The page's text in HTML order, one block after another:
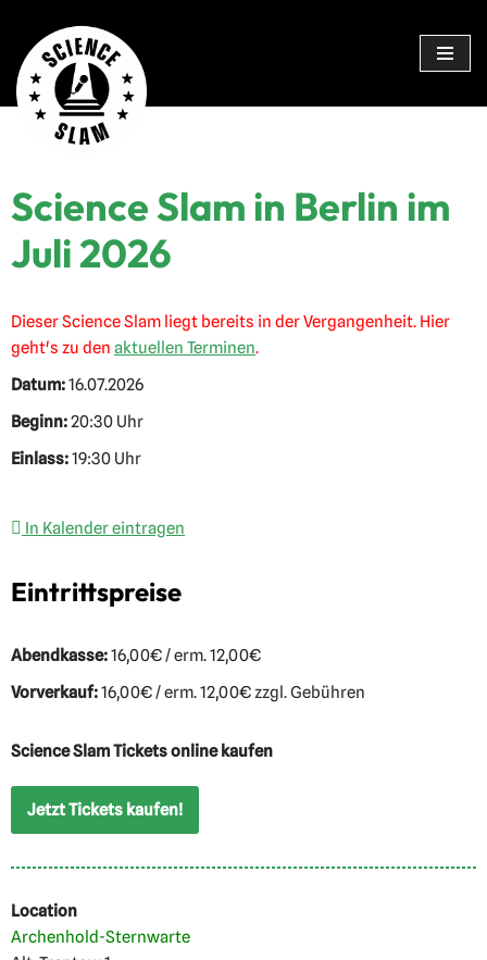
Zum
Inhalt
springen
Science Slam in Berlin im
Juli 2026
Dieser Science Slam liegt bereits in der Vergangenheit. Hier
geht's zu den aktuellen Terminen.
Datum:16.07.2026
Beginn:20:30 Uhr
Einlass:19:30 Uhr
In Kalender eintragen
Eintrittspreise
Abendkasse:16,00€ / erm. 12,00€
Vorverkauf:16,00€ / erm. 12,00€ zzgl. Gebühren
Science Slam Tickets online kaufen
Jetzt Tickets kaufen!
Location
Archenhold-Sternwarte